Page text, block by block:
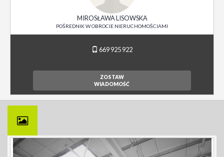
MIROSŁAWA LISOWSKA
POŚREDNIK W OBROCIE NIERUCHOMOŚCIAMI
669 925 922
ZOSTAW
WIADOMOŚĆ